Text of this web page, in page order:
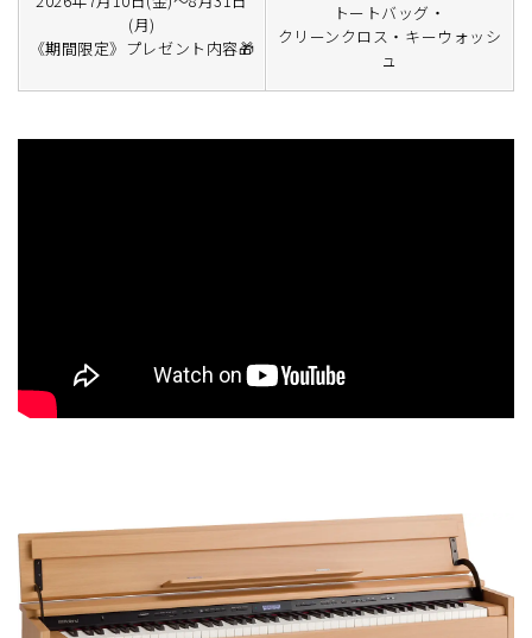
(月)
《期間限定》プレゼント内容🎁
トートバッグ・
クリーンクロス・キーウォッシ
ュ